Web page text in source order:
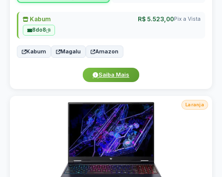
Kabum R$ 5.523,00Pix a Vista
8do8
Kabum Magalu Amazon
Saiba Mais
Laranja